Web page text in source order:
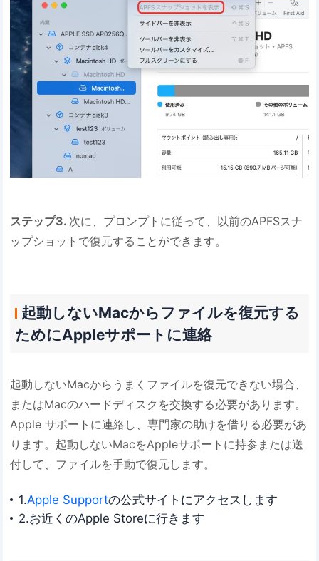
ステップ3. 次に、プロンプトに従って、以前のAPFSスナ
ップショットで復元することができます。
起動しないMacからファイルを復元する
ためにAppleサポートに連絡
起動しないMacからうまくファイルを復元できない場合、
またはMacのハードディスクを交換する必要があります。
Apple サポートに連絡し、専門家の助けを借りる必要があ
ります。起動しないMacをAppleサポートに持参または送
付して、ファイルを手動で復元します。
1.Apple Supportの公式サイトにアクセスします
2.お近くのApple Storeに行きます